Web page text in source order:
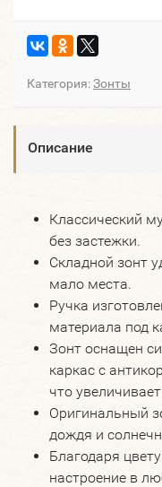
Категория:Зонты
Описание
Классический
без застежки.
Складной зонт
мало места.
Ручка
материала под
Зонт оснащен
каркас с
что
Оригинальный
дождя и
Благодаря
настроение в